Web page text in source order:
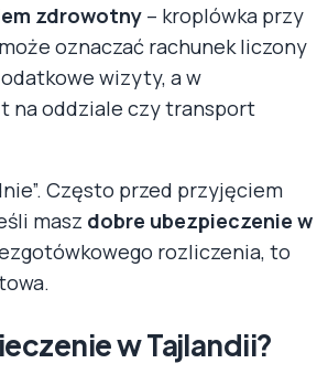
zdrowotny – kroplówka przy
oznaczać rachunek liczony
wizyty, a w
na oddziale czy transport
Często przed przyjęciem
masz dobre ubezpieczenie w
rozliczenia, to
w Tajlandii?